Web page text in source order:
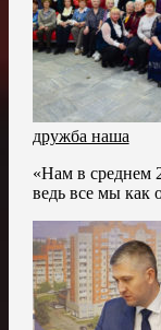
дружба наша
«Нам в среднем
ведь все мы как